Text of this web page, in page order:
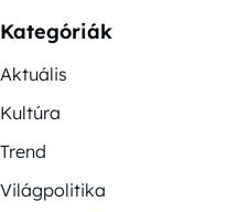
Kategóriák
Aktuális
Kultúra
Trend
Világpolitika